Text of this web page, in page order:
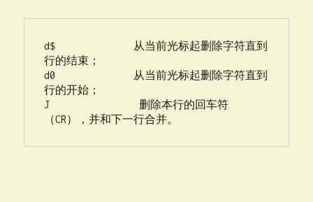
d$              从当前光标起删除字符直到
行的结束；
d0              从当前光标起删除字符直到
行的开始；
J                删除本行的回车符
（CR），并和下一行合并。